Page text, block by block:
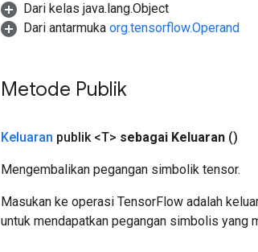
Dari kelas java.lang.Object
Dari antarmuka org.tensorflow.Operand
Metode Publik
Keluaran publik <T> sebagai Keluaran ()
Mengembalikan pegangan simbolik tensor.
Masukan ke operasi TensorFlow adalah
untuk mendapatkan pegangan simbolis yang